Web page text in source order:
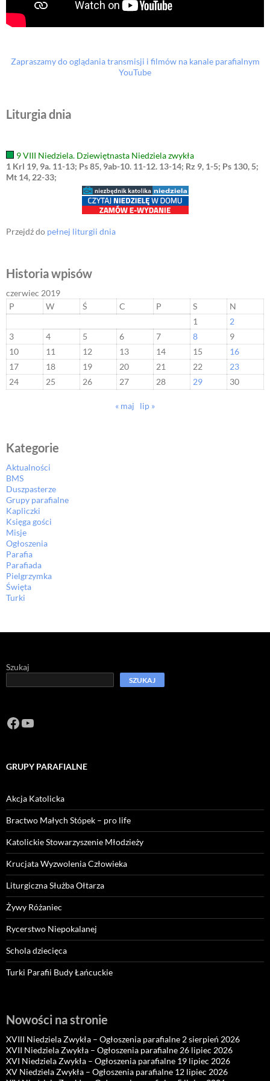
Zapraszamy do oglądania transmisji i filmów na kanale parafialnym
YouTube
Liturgia dnia
9 VIII Niedziela. Dziewiętnasta Niedziela zwykła
1 Krl 19, 9a. 11-13; Ps 85, 9ab-10. 11-12. 13-14; Rz 9, 1-5; Ps 130, 5;
Mt 14, 22-33;
Przejdź do pełnej liturgii dnia
Historia wpisów
czerwiec 2019
P
W Ś C P S
N
1
2
3
4 5 6 7 8
9
10
11 12 13 14 15
16
17
18 19 20 21 22
23
24
25 26 27 28 29 30
« maj lip »
Kategorie
Aktualności
BMS
Duszpasterze
Grupy parafialne
Kapliczki
Księga gości
Misje
Ogłoszenia
Parafia
Parafiada
Pielgrzymka
Święta
Turki
Szukaj
SZUKAJ
Facebook
https://www.youtube.com/channel/
GRUPY PARAFIALNE
Akcja Katolicka
Bractwo Małych Stópek – pro life
Katolickie Stowarzyszenie Młodzieży
Krucjata Wyzwolenia Człowieka
Liturgiczna Służba Ołtarza
Żywy Różaniec
Rycerstwo Niepokalanej
Schola dziecięca
Turki Parafii Budy Łańcuckie
Nowości na stronie
XVIII Niedziela Zwykła – Ogłoszenia parafialne 2 sierpień 2026
XVII Niedziela Zwykła – Ogłoszenia parafialne 26 lipiec 2026
XVI Niedziela Zwykła – Ogłoszenia parafialne 19 lipiec 2026
XV Niedziela Zwykła – Ogłoszenia parafialne 12 lipiec 2026